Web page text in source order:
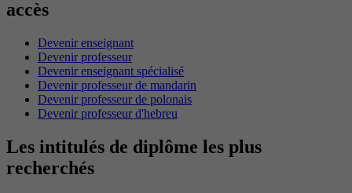
accès
Devenir enseignant
Devenir professeur
Devenir enseignant spécialisé
Devenir professeur de mandarin
Devenir professeur de polonais
Devenir professeur d'hebreu
Les intitulés de diplôme les plus
recherchés